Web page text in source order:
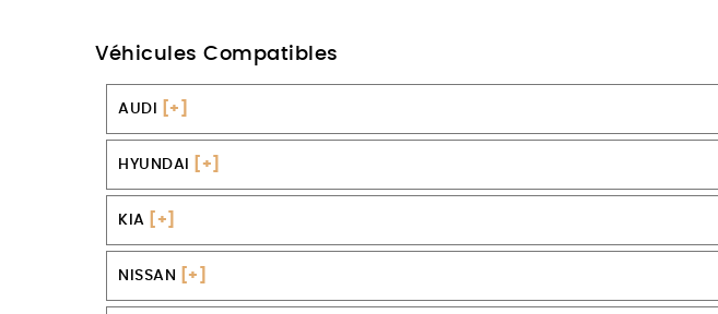
Véhicules Compatibles
AUDI [+]
HYUNDAI [+]
KIA [+]
NISSAN [+]